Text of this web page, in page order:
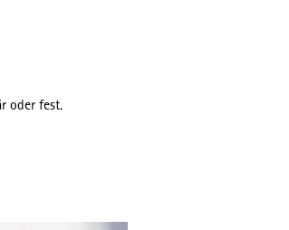
oder fest.